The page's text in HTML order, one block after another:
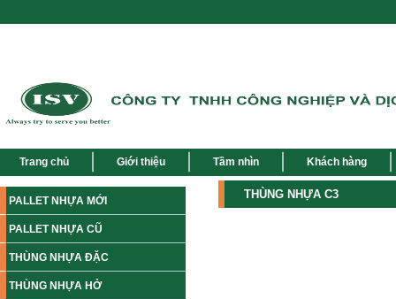
Trang chủ Giới thiệu Tầm nhìn Khách hàng
PALLET NHỰA MỚI
PALLET NHỰA CŨ
THÙNG NHỰA ĐẶC
THÙNG NHỰA HỞ
THÙNG NHỰA C3